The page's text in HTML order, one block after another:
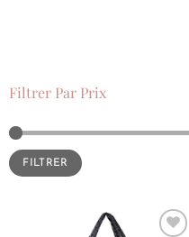
Filtrer Par Prix
FILTRER